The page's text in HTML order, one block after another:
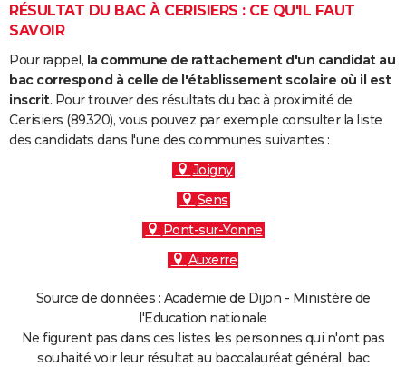
Dictionnaire
Biographies
Citations
Expressions
Proverbes
PROGRAMME TV
COPAINS D'AVANT
S'inscrire
Se connecter
Lycées
Collèges
Primaires
Universités
Entreprises
Service militaire
Avis de recherche
AVIS DE DÉCÈS
FORUM
RÉSULTAT DU BAC À CERISIERS : CE QU'IL FAUT
SAVOIR
Pour rappel, la commune de rattachement d'un candidat au
bac correspond à celle de l'établissement scolaire où il est
inscrit. Pour trouver des résultats du bac à proximité de
Cerisiers (89320), vous pouvez par exemple consulter la liste
des candidats dans l'une des communes suivantes :
Joigny
Sens
Pont-sur-Yonne
Auxerre
Source de données : Académie de Dijon - Ministère de
l'Education nationale
Ne figurent pas dans ces listes les personnes qui n'ont pas
souhaité voir leur résultat au baccalauréat général, bac